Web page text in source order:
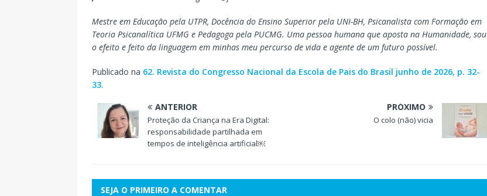
Mestre em Educação pela UTPR, Docência do Ensino Superior pela UNI-BH, Psicanalista com Formação em
Teoria Psicanalítica UFMG e Pedagoga pela PUCMG. Uma pessoa humana que aposta na Humanidade, sou
o efeito e feito da linguagem em minhas meu percurso de vida e agente de um futuro possível.
Publicado na 62. Revista do Congresso Nacional da Escola de Pais do Brasil junho de 2026, p. 32-
33.
ANTERIOR
Proteção da Criança na Era Digital:
responsabilidade partilhada em
tempos de inteligência artificial￼
PRÓXIMO
O colo (não) vicia
SEJA O PRIMEIRO A COMENTAR